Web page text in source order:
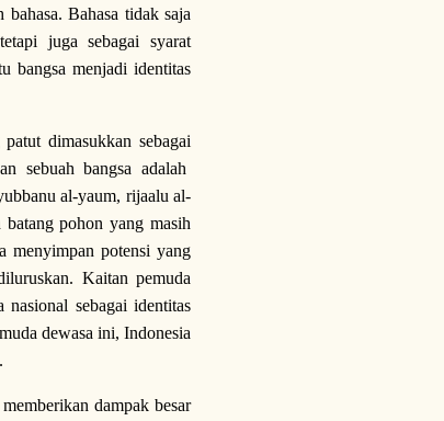
Bahasa tidak saja
juga sebagai syarat
bangsa menjadi identitas
dimasukkan sebagai
sebuah bangsa adalah
al-yaum, rijaalu al-
pohon yang masih
menyimpan potensi yang
Kaitan pemuda
nasional sebagai identitas
dewasa ini, Indonesia
dampak besar